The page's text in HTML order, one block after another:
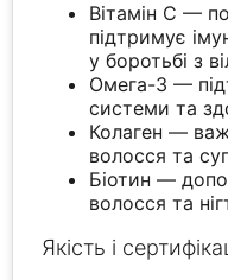
Вітамін C —
підтримує
у боротьбі з
Омега-3 —
системи та
Колаген —
волосся та
Біотин —
волосся та
Якість і